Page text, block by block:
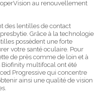
au renouvellement
des lentilles de contact
Grâce à la technologie
possèdent une forte
votre santé oculaire. Pour
de près comme de loin et à
multifocal ont été
Progressive qui concentre
ainsi une qualité de vision